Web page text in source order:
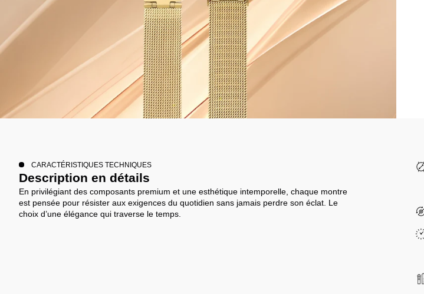
CARACTÉRISTIQUES TECHNIQUES
Description en détails
En privilégiant des composants premium et une esthétique intemporelle, chaque montre
est pensée pour résister aux exigences du quotidien sans jamais perdre son éclat. Le
choix d’une élégance qui traverse le temps.